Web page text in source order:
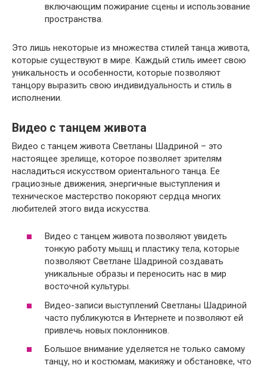
включающим пожирание сцены и использование
пространства.
Это лишь некоторые из множества стилей танца живота,
которые существуют в мире. Каждый стиль имеет свою
уникальность и особенности, которые позволяют
танцору выразить свою индивидуальность и стиль в
исполнении.
Видео с танцем живота
Видео с танцем живота Светланы Шадриной – это
настоящее зрелище, которое позволяет зрителям
насладиться искусством ориентального танца. Ее
грациозные движения, энергичные выступления и
техническое мастерство покоряют сердца многих
любителей этого вида искусства.
Видео с танцем живота позволяют увидеть
тонкую работу мышц и пластику тела, которые
позволяют Светлане Шадриной создавать
уникальные образы и переносить нас в мир
восточной культуры.
Видео-записи выступлений Светланы Шадриной
часто публикуются в Интернете и позволяют ей
привлечь новых поклонников.
Большое внимание уделяется не только самому
танцу, но и костюмам, макияжу и обстановке, что